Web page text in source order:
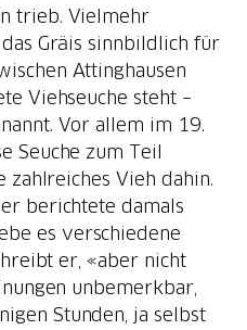
trieb. Vielmehr
Gräis sinnbildlich für
Attinghausen
Viehseuche steht –
Vor allem im 19.
Seuche zum Teil
Vieh dahin.
berichtete damals
es verschiedene
er, «aber nicht
unbemerkbar,
Stunden, ja selbst